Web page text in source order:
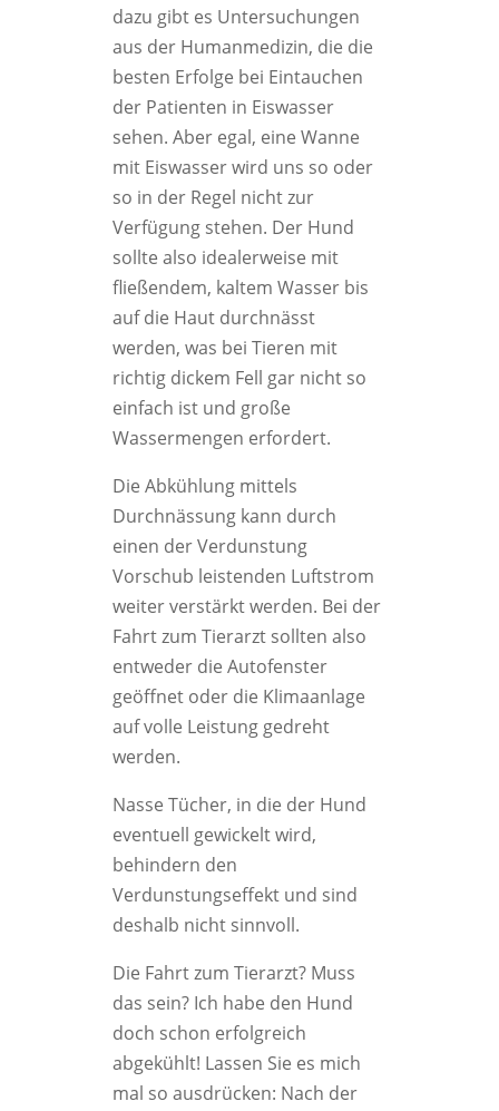
dazu gibt es Untersuchungen
aus der Humanmedizin, die die
besten Erfolge bei Eintauchen
der Patienten in Eiswasser
sehen. Aber egal, eine Wanne
mit Eiswasser wird uns so oder
so in der Regel nicht zur
Verfügung stehen. Der Hund
sollte also idealerweise mit
fließendem, kaltem Wasser bis
auf die Haut durchnässt
werden, was bei Tieren mit
richtig dickem Fell gar nicht so
einfach ist und große
Wassermengen erfordert.
Die Abkühlung mittels
Durchnässung kann durch
einen der Verdunstung
Vorschub leistenden Luftstrom
weiter verstärkt werden. Bei der
Fahrt zum Tierarzt sollten also
entweder die Autofenster
geöffnet oder die Klimaanlage
auf volle Leistung gedreht
werden.
Nasse Tücher, in die der Hund
eventuell gewickelt wird,
behindern den
Verdunstungseffekt und sind
deshalb nicht sinnvoll.
Die Fahrt zum Tierarzt? Muss
das sein? Ich habe den Hund
doch schon erfolgreich
abgekühlt! Lassen Sie es mich
mal so ausdrücken: Nach der